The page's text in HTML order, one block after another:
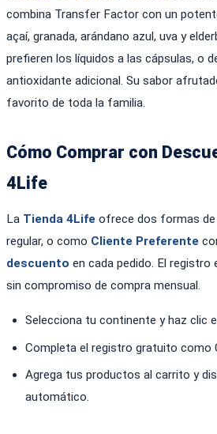
combina Transfer Factor con un
açaí, granada, arándano azul, uva y
prefieren los líquidos a las cápsulas, o
antioxidante adicional. Su sabor
favorito de toda la familia.
Cómo Comprar con
4Life
La Tienda 4Life ofrece dos formas
regular, o como Cliente Preferente
descuento en cada pedido. El
sin compromiso de compra mensual.
Selecciona tu continente y haz clic
Completa el registro gratuito como
Agrega tus productos al carrito y
automático.